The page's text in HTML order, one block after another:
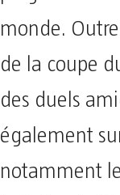
monde.
de la coupe
des duels
également
notamment